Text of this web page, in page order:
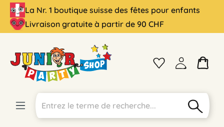
principal
La Nr. 1 boutique suisse des fêtes pour enfants
Livraison gratuite à partir de 90 CHF